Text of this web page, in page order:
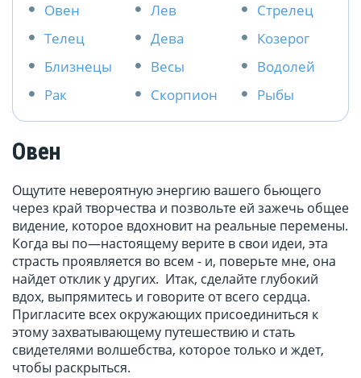
Овен
Телец
Близнецы
Рак
Лев
Дева
Весы
Скорпион
Стрелец
Козерог
Водолей
Рыбы
Овен
Ощутите невероятную энергию вашего бьющего
через край творчества и позвольте ей зажечь общее
видение, которое вдохновит на реальные перемены.
Когда вы по—настоящему верите в свои идеи, эта
страсть проявляется во всем - и, поверьте мне, она
найдет отклик у других. Итак, сделайте глубокий
вдох, выпрямитесь и говорите от всего сердца.
Пригласите всех окружающих присоединиться к
этому захватывающему путешествию и стать
свидетелями волшебства, которое только и ждет,
чтобы раскрыться.